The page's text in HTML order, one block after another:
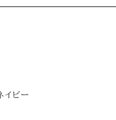
イビー